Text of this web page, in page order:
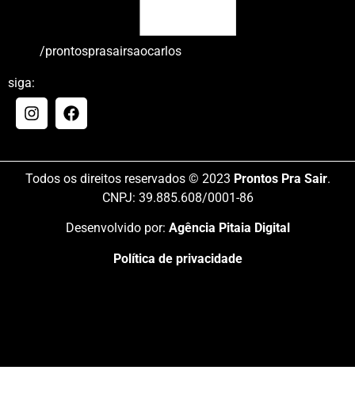
/prontosprasairsaocarlos
siga:
Todos os direitos reservados © 2023 Prontos Pra Sair.
CNPJ: 39.885.608/0001-86
Desenvolvido por: Agência Pitaia Digital
Política de privacidade